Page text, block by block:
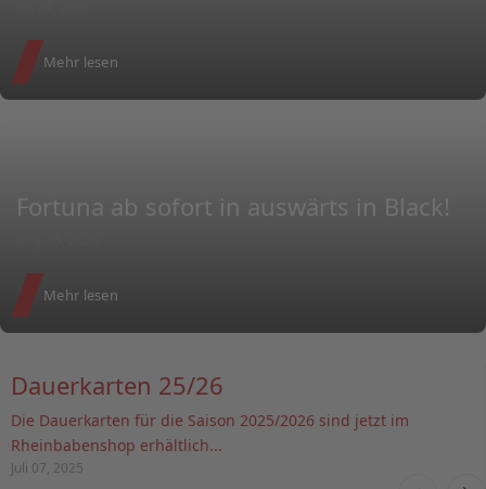
Mehr lesen
Fortuna ab sofort in auswärts in Black!
Mehr lesen
Dauerkarten 25/26
Die Dauerkarten für die Saison 2025/2026 sind jetzt im
Rheinbabenshop erhältlich...
Juli 07, 2025